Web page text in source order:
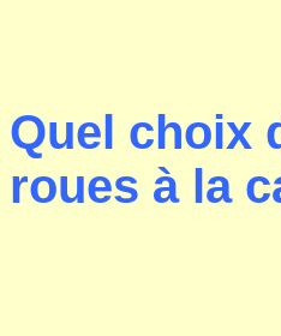
Quel choix
roues à la